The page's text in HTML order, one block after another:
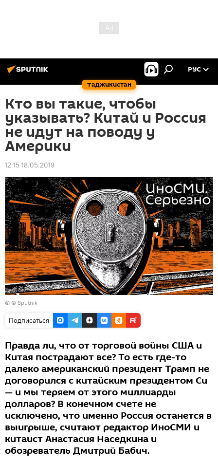
Таджикистан
РУС
Кто вы такие, чтобы
указывать? Китай и Россия
не идут на поводу у
Америки
12:15 18.05.2019
© © Sputnik
Подписаться
Правда ли, что от торговой войны США и
Китая пострадают все? То есть где-то
далеко американский президент Трамп не
договорился с китайским президентом Си
— и мы теряем от этого миллиарды
долларов? В конечном счете не
исключено, что именно Россия останется в
выигрыше, считают редактор ИноСМИ и
китаист Анастасия Наседкина и
обозреватель Дмитрий Бабич.